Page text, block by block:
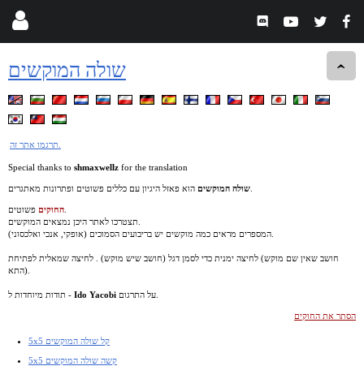
שולה המוקשים
Special thanks to shmaxwellz for the translation
שולה המוקשים
החוקים
חושב שאין שם מוקש) לחיצה ימנית כדי לסמן דגל (חושב שיש מוקש) . לחיצה שמאלית לפתיחת
התא).
תודות מיוחדות ל - Ido Yacobi
הסתר את החוקים
5x5 קל שולה המוקשים
5x5 קשה שולה המוקשים